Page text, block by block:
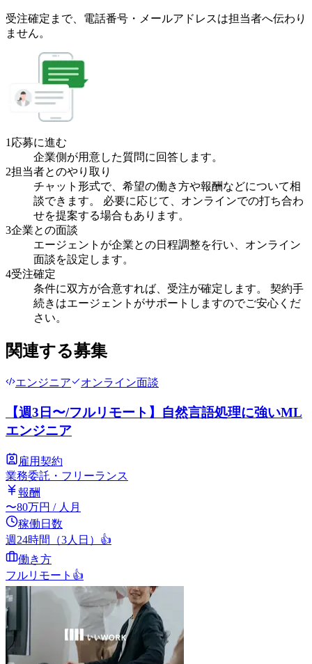
受注確定まで、 電話番号・メールアドレスは担当者へ伝わり
ません。
1 応募に進む
企業側が用意した質問に回答します。
2担当者とのやり取り
チャット形式で、希望の働き方や報酬などについて相
談できます。 必要に応じて、オンラインでの打ち合わ
せを提案する場合もあります。
3企業との面談
エージェントが企業との日程調整を行い、オンライン
面談を設定します。
4受注確定
条件に双方が合意すれば、受注が確定します。 契約手
続きはエージェントがサポートしますのでご安心くだ
さい。
関連する募集
エンジニア オンライン面談
【週3日〜/フルリモート】自然言語処理に強いML
エンジニア
雇用契約
業務委託・フリーランス
報酬
〜80万円 / 人月
稼働日数
週24時間（3人日） 👍
働き方
フルリモート 👍